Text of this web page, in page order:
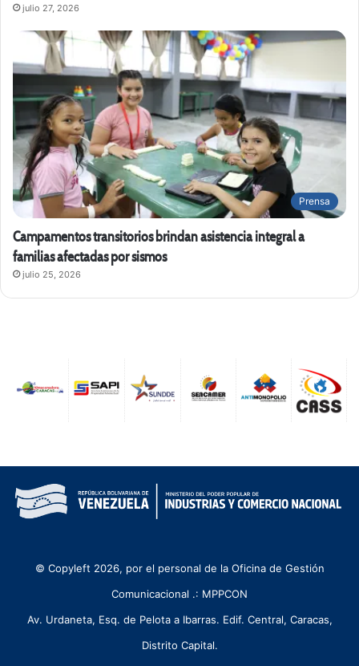
julio 27, 2026
Prensa
Campamentos transitorios brindan asistencia integral a
familias afectadas por sismos
julio 25, 2026
© Copyleft 2026, por el personal de la Oficina de Gestión
Comunicacional .: MPPCON
Av. Urdaneta, Esq. de Pelota a Ibarras. Edif. Central, Caracas,
Distrito Capital.